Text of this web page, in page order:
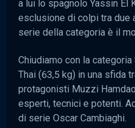
a lui lo spagnolo Yassin El
esclusione di colpi tra
serie della categoria è il
Chiudiamo con la
Thai (63,5 kg) in una sfida
protagonisti Muzzi
esperti, tecnici e potenti.
di serie Oscar Cambiaghi.